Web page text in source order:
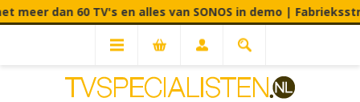
dan 60 TV's en alles van SONOS in demo | Fabrieksstraat